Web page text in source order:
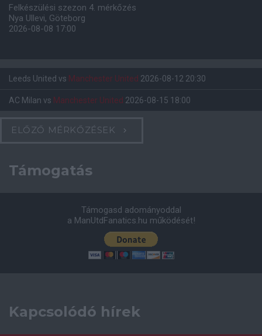
Felkészülési szezon 4. mérkőzés
Nya Ullevi, Göteborg
2026-08-08 17:00
Leeds United vs Manchester United 2026-08-12 20:30
AC Milan vs Manchester United 2026-08-15 18:00
ELŐZŐ MÉRKŐZÉSEK
Támogatás
Támogasd adományoddal
a ManUtdFanatics.hu működését!
Kapcsolódó hírek